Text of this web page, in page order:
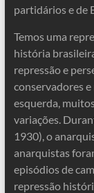
partidários e de
Temos uma
história
repressão e
conservadores
esquerda,
variações.
1930), o
anarquistas
episódios de
repressão